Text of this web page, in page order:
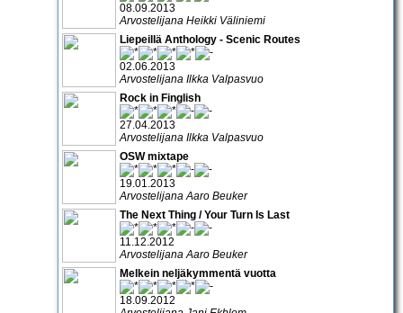
08.09.2013
Arvostelijana Heikki Väliniemi
Liepeillä Anthology - Scenic Routes
02.06.2013
Arvostelijana Ilkka Valpasvuo
Rock in Finglish
27.04.2013
Arvostelijana Ilkka Valpasvuo
OSW mixtape
19.01.2013
Arvostelijana Aaro Beuker
The Next Thing / Your Turn Is Last
11.12.2012
Arvostelijana Aaro Beuker
Melkein neljäkymmentä vuotta
18.09.2012